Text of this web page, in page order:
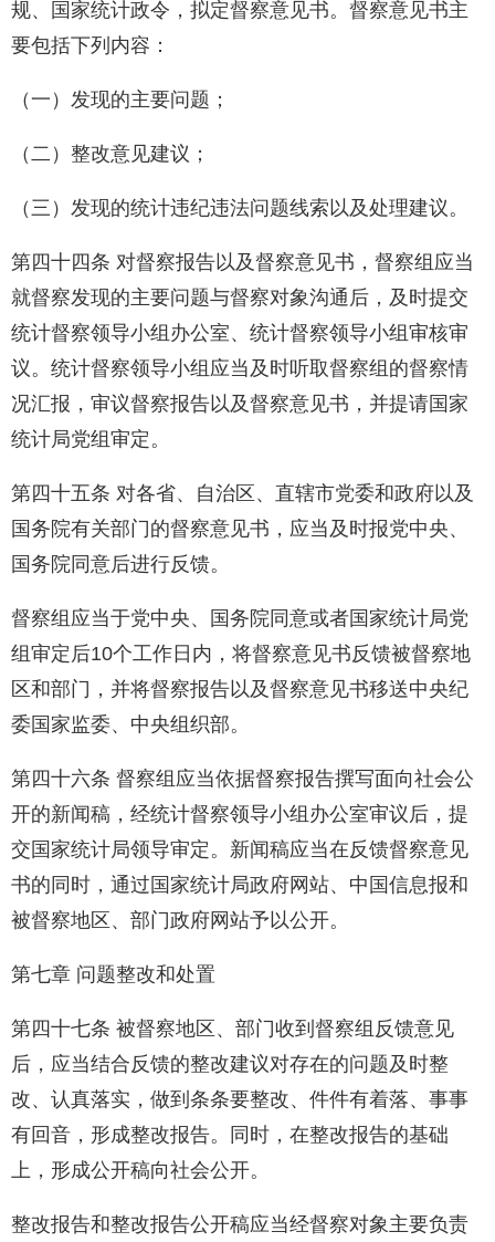
规、国家统计政令，拟定督察意见书。督察意见书主
要包括下列内容：
（一）发现的主要问题；
（二）整改意见建议；
（三）发现的统计违纪违法问题线索以及处理建议。
第四十四条 对督察报告以及督察意见书，督察组应当
就督察发现的主要问题与督察对象沟通后，及时提交
统计督察领导小组办公室、统计督察领导小组审核审
议。统计督察领导小组应当及时听取督察组的督察情
况汇报，审议督察报告以及督察意见书，并提请国家
统计局党组审定。
第四十五条 对各省、自治区、直辖市党委和政府以及
国务院有关部门的督察意见书，应当及时报党中央、
国务院同意后进行反馈。
督察组应当于党中央、国务院同意或者国家统计局党
组审定后10个工作日内，将督察意见书反馈被督察地
区和部门，并将督察报告以及督察意见书移送中央纪
委国家监委、中央组织部。
第四十六条 督察组应当依据督察报告撰写面向社会公
开的新闻稿，经统计督察领导小组办公室审议后，提
交国家统计局领导审定。新闻稿应当在反馈督察意见
书的同时，通过国家统计局政府网站、中国信息报和
被督察地区、部门政府网站予以公开。
第七章 问题整改和处置
第四十七条 被督察地区、部门收到督察组反馈意见
后，应当结合反馈的整改建议对存在的问题及时整
改、认真落实，做到条条要整改、件件有着落、事事
有回音，形成整改报告。同时，在整改报告的基础
上，形成公开稿向社会公开。
整改报告和整改报告公开稿应当经督察对象主要负责